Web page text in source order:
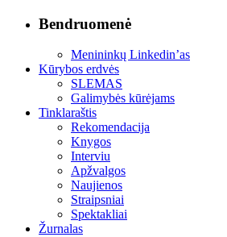
Bendruomenė
Menininkų Linkedin’as
Kūrybos erdvės
SLEMAS
Galimybės kūrėjams
Tinklaraštis
Rekomendacija
Knygos
Interviu
Apžvalgos
Naujienos
Straipsniai
Spektakliai
Žurnalas